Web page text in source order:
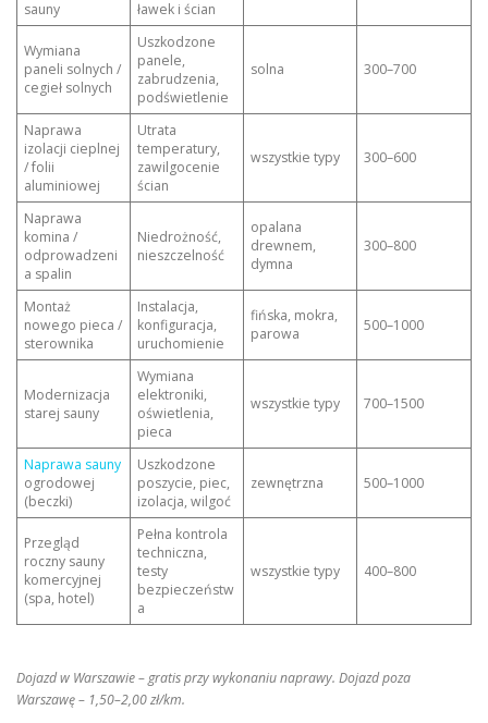
sauny
ławek i ścian
Wymiana
paneli solnych /
cegieł solnych
Uszkodzone
panele,
zabrudzenia,
podświetlenie
solna 300–700
Naprawa
izolacji cieplnej
/ folii
aluminiowej
Utrata
temperatury,
zawilgocenie
ścian
wszystkie typy 300–600
Naprawa
komina /
odprowadzeni
a spalin
Niedrożność,
nieszczelność
opalana
drewnem,
dymna
300–800
Montaż
nowego pieca /
sterownika
Instalacja,
konfiguracja,
uruchomienie
fińska, mokra,
parowa
500–1000
Modernizacja
starej sauny
Wymiana
elektroniki,
oświetlenia,
pieca
wszystkie typy 700–1500
Naprawa sauny
ogrodowej
(beczki)
Uszkodzone
poszycie, piec,
izolacja, wilgoć
zewnętrzna 500–1000
Przegląd
roczny sauny
komercyjnej
(spa, hotel)
Pełna kontrola
techniczna,
testy
bezpieczeństw
a
wszystkie typy 400–800
Dojazd w Warszawie – gratis przy wykonaniu naprawy. Dojazd poza
Warszawę – 1,50–2,00 zł/km.